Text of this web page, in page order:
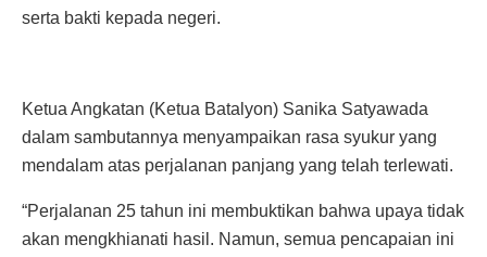
serta bakti kepada negeri.
Ketua Angkatan (Ketua Batalyon) Sanika Satyawada
dalam sambutannya menyampaikan rasa syukur yang
mendalam atas perjalanan panjang yang telah terlewati.
“Perjalanan 25 tahun ini membuktikan bahwa upaya tidak
akan mengkhianati hasil. Namun, semua pencapaian ini